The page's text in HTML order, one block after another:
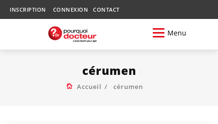
INSCRIPTION CONNEXION CONTACT
Menu
cérumen
Accueil cérumen